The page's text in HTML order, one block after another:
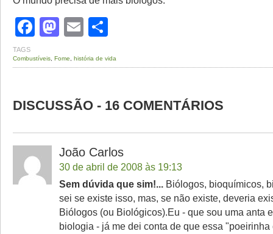
Facebook
Mastodon
Email
TAGS
Combustíveis Fome história de vida
DISCUSSÃO - 16 COMENTÁRIOS
João Carlos
30 de abril de 2008 às 19:13
Sem dúvida que sim!... Biólogos, bioquímicos,
sei se existe isso, mas, se não existe, deveria
Biólogos (ou Biológicos).Eu - que sou uma anta
biologia - já me dei conta de que essa